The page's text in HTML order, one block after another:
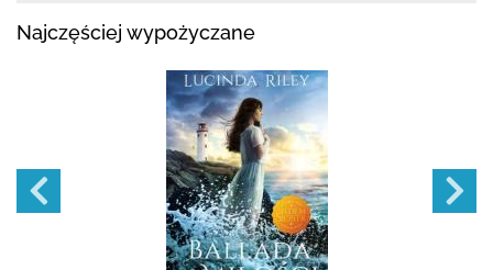
Najczęściej wypożyczane